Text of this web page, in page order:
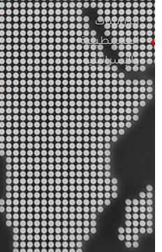
الدراسات
الفلسطينية
والإسرائيلية